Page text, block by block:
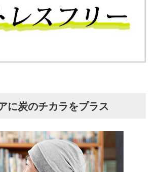
に炭のチカラをプラス